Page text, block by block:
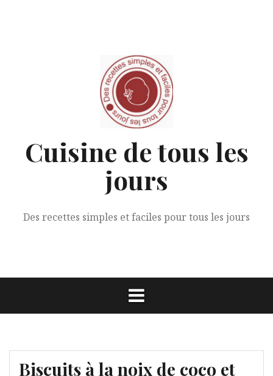
Cuisine de tous les
jours
Des recettes simples et faciles pour tous les jours
Biscuits à la noix de coco et